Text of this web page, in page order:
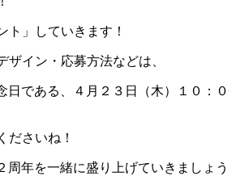
ト」していきます！
ザイン・応募方法などは、
日である、４月２３日（木）１０：０
ださいね！
周年を一緒に盛り上げていきましょう